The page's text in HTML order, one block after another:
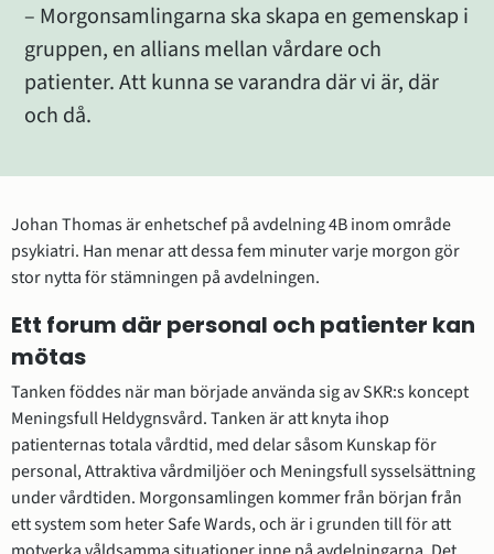
– Morgonsamlingarna ska skapa en gemenskap i
gruppen, en allians mellan vårdare och
patienter. Att kunna se varandra där vi är, där
och då.
Johan Thomas är enhetschef på avdelning 4B inom område
psykiatri. Han menar att dessa fem minuter varje morgon gör
stor nytta för stämningen på avdelningen.
Ett forum där personal och patienter kan
mötas
Tanken föddes när man började använda sig av SKR:s koncept
Meningsfull Heldygnsvård. Tanken är att knyta ihop
patienternas totala vårdtid, med delar såsom Kunskap för
personal, Attraktiva vårdmiljöer och Meningsfull sysselsättning
under vårdtiden. Morgonsamlingen kommer från början från
ett system som heter Safe Wards, och är i grunden till för att